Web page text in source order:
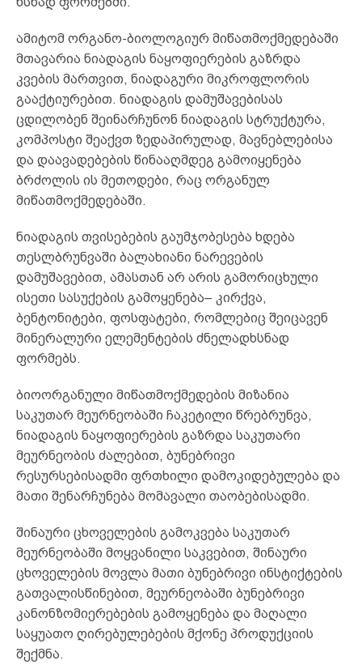
ამიტომ ორგანო-ბიოლოგიურ მიწათმოქმედებაში
მთავარია ნიადაგის ნაყოფიერების გაზრდა
კვების მართვით, ნიადაგური მიკროფლორის
გააქტიურებით. ნიადაგის დამუშავებისას
ცდილობენ შეინარჩუნონ ნიადაგის სტრუქტურა,
კომპოსტი შეაქვთ ზედაპირულად, მავნებლებისა
და დაავადებების წინააღმდეგ გამოიყენება
ბრძოლის ის მეთოდები, რაც ორგანულ
მიწათმოქმედებაში.
ნიადაგის თვისებების გაუმჯობესება ხდება
თესლბრუნვაში ბალახიანი ნარევების
დამუშავებით, ამასთან არ არის გამორიცხული
ისეთი სასუქების გამოყენება– კირქვა,
ბენტონიტები, ფოსფატები, რომლებიც შეიცავენ
მინერალური ელემენტების ძნელადხსნად
ფორმებს.
ბიოორგანული მიწათმოქმედების მიზანია
საკუთარ მეურნეობაში ჩაკეტილი წრებრუნვა,
ნიადაგის ნაყოფიერების გაზრდა საკუთარი
მეურნეობის ძალებით, ბუნებრივი
რესურსებისადმი ფრთხილი დამოკიდებულება და
მათი შენარჩუნება მომავალი თაობებისადმი.
შინაური ცხოველების გამოკვება საკუთარ
მეურნეობაში მოყვანილი საკვებით, შინაური
ცხოველების მოვლა მათი ბუნებრივი ინსტიქტების
გათვალისწინებით, მეურნეობაში ბუნებრივი
კანონზომიერებების გამოყენება და მაღალი
საყუათო ღირებულებების მქონე პროდუქციის
შექმნა.